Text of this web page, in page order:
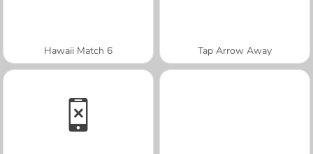
Hawaii Match 6 Tap Arrow Away